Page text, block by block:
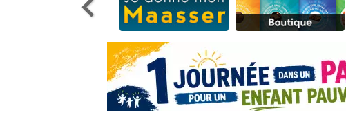
2 nouvelles
8 personnes
4 personnes
Nouvelle émission
61 personnes
Il reste 49